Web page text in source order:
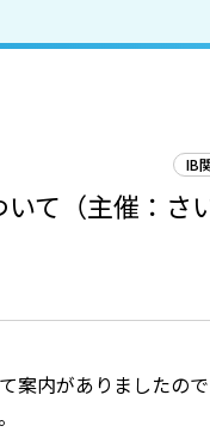
IB
て（主催：さ
内がありましたので